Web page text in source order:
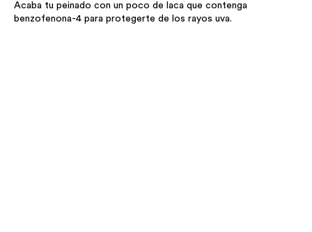
Acaba tu peinado con un poco de laca que contenga
benzofenona-4 para protegerte de los rayos uva.